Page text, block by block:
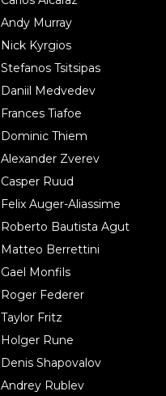
Andy Murray
Nick Kyrgios
Stefanos Tsitsipas
Daniil Medvedev
Frances Tiafoe
Dominic Thiem
Alexander Zverev
Casper Ruud
Felix Auger-Aliassime
Roberto Bautista Agut
Matteo Berrettini
Gael Monfils
Roger Federer
Taylor Fritz
Holger Rune
Denis Shapovalov
Andrey Rublev